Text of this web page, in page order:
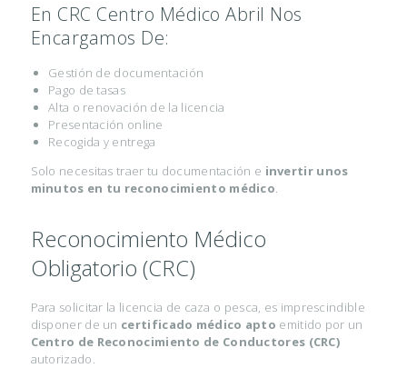
En CRC Centro Médico Abril Nos
Encargamos De:
Gestión de documentación
Pago de tasas
Alta o renovación de la licencia
Presentación online
Recogida y entrega
Solo necesitas traer tu documentación e invertir unos
minutos en tu reconocimiento médico.
Reconocimiento Médico
Obligatorio (CRC)
Para solicitar la licencia de caza o pesca, es imprescindible
disponer de un certificado médico apto emitido por un
Centro de Reconocimiento de Conductores (CRC)
autorizado.